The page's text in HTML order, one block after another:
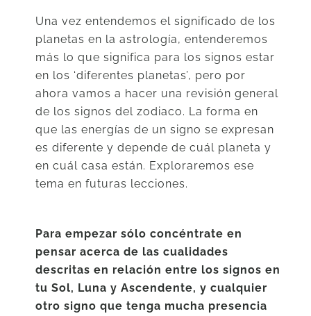
Una vez entendemos el significado de los
planetas en la astrología, entenderemos
más lo que significa para los signos estar
en los ‘diferentes planetas’, pero por
ahora vamos a hacer una revisión general
de los signos del zodiaco. La forma en
que las energías de un signo se expresan
es diferente y depende de cuál planeta y
en cuál casa están. Exploraremos ese
tema en futuras lecciones.
Para empezar sólo concéntrate en
pensar acerca de las cualidades
descritas en relación entre los signos en
tu Sol, Luna y Ascendente, y cualquier
otro signo que tenga mucha presencia